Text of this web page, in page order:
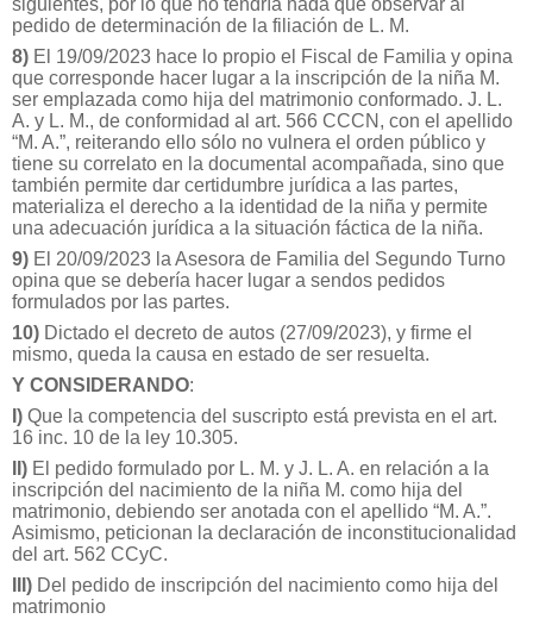
pedido de determinación de la filiación de L. M.
8) El 19/09/2023 hace lo propio el Fiscal de Familia y opina
que corresponde hacer lugar a la inscripción de la niña M.
ser emplazada como hija del matrimonio conformado. J. L.
A. y L. M., de conformidad al art. 566 CCCN, con el apellido
“M. A.”, reiterando ello sólo no vulnera el orden público y
tiene su correlato en la documental acompañada, sino que
también permite dar certidumbre jurídica a las partes,
materializa el derecho a la identidad de la niña y permite
una adecuación jurídica a la situación fáctica de la niña.
9) El 20/09/2023 la Asesora de Familia del Segundo Turno
opina que se debería hacer lugar a sendos pedidos
formulados por las partes.
10) Dictado el decreto de autos (27/09/2023), y firme el
mismo, queda la causa en estado de ser resuelta.
Y CONSIDERANDO:
I) Que la competencia del suscripto está prevista en el art.
16 inc. 10 de la ley 10.305.
II) El pedido formulado por L. M. y J. L. A. en relación a la
inscripción del nacimiento de la niña M. como hija del
matrimonio, debiendo ser anotada con el apellido “M. A.”.
Asimismo, peticionan la declaración de inconstitucionalidad
del art. 562 CCyC.
III) Del pedido de inscripción del nacimiento como hija del
matrimonio